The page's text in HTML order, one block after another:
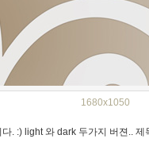
1680x1050
. :) light 와 dark 두가지 버젼.. 제